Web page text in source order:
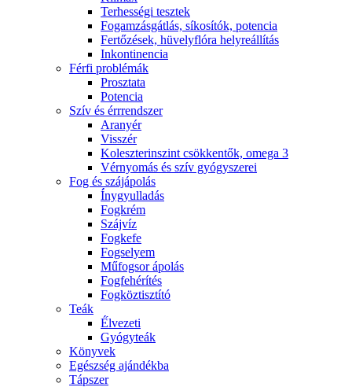
Terhességi tesztek
Fogamzásgátlás, síkosítók, potencia
Fertőzések, hüvelyflóra helyreállítás
Inkontinencia
Férfi problémák
Prosztata
Potencia
Szív és érrrendszer
Aranyér
Visszér
Koleszterinszint csökkentők, omega 3
Vérnyomás és szív gyógyszerei
Fog és szájápolás
Í́nygyulladás
Fogkrém
Szájvíz
Fogkefe
Fogselyem
Műfogsor ápolás
Fogfehérítés
Fogköztisztító
Teák
É́lvezeti
Gyógyteák
Könyvek
Egészség ajándékba
Tápszer